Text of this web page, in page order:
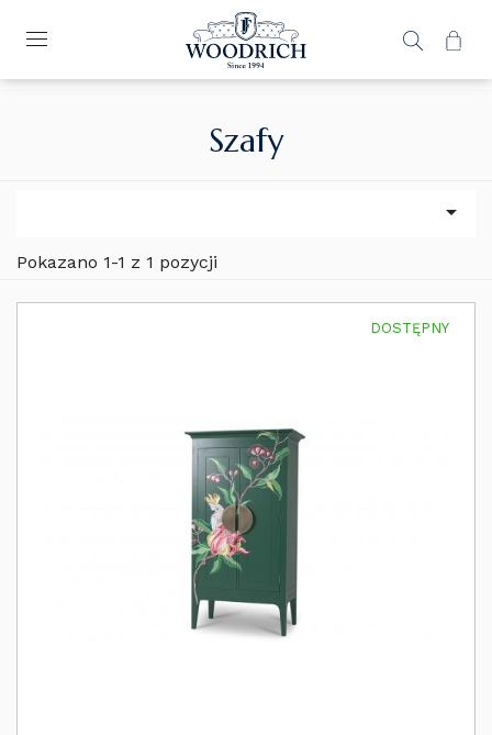
Szafy

Pokazano 1-1 z 1 pozycji
DOSTĘPNY